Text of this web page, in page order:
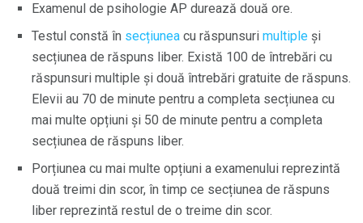
Examenul de psihologie AP durează două ore.
Testul constă în secțiunea cu răspunsuri multiple și
secțiunea de răspuns liber. Există 100 de întrebări cu
răspunsuri multiple și două întrebări gratuite de răspuns.
Elevii au 70 de minute pentru a completa secțiunea cu
mai multe opțiuni și 50 de minute pentru a completa
secțiunea de răspuns liber.
Porțiunea cu mai multe opțiuni a examenului reprezintă
două treimi din scor, în timp ce secțiunea de răspuns
liber reprezintă restul de o treime din scor.